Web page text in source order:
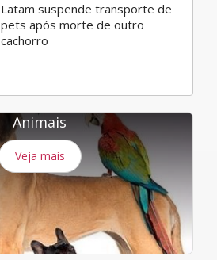
Latam suspende transporte de
pets após morte de outro
cachorro
Animais
Veja mais